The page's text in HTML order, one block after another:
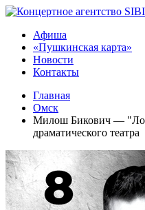
Афиша
«Пушкинская карта»
Новости
Контакты
Главная
Омск
Милош Бикович —
драматического театра